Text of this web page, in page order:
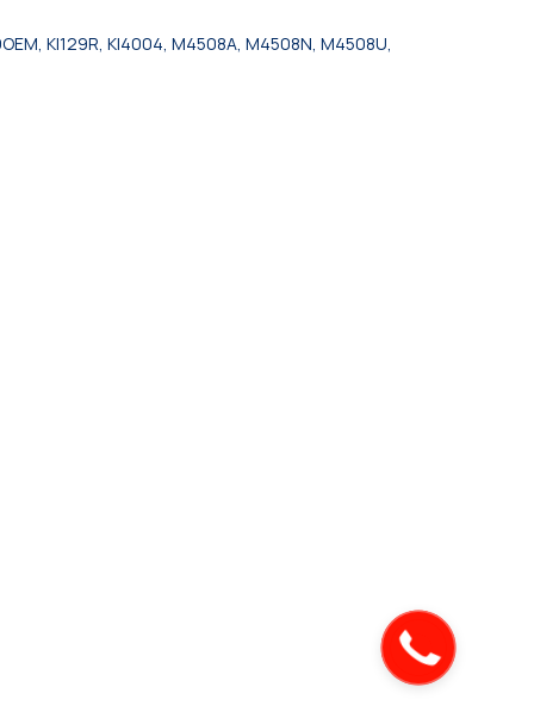
KI129R, KI4004, M4508A, M4508N, M4508U,